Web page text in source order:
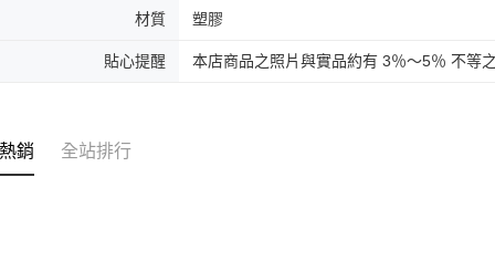
材質 塑膠
貼心提醒 本店商品之照片與實品約有 3％～5％ 不等
銷 全站排行